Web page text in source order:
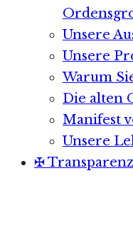
Unsere
Unsere
Warum
Die alten
Manifest
Unsere
✠